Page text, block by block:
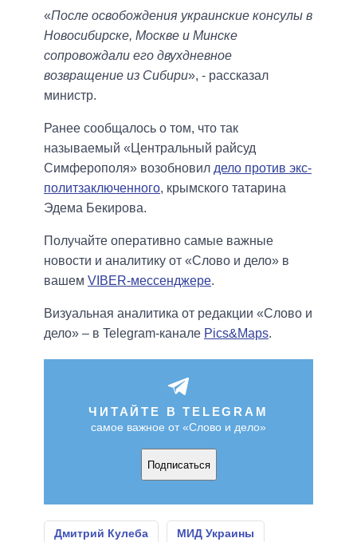
«После освобождения украинские консулы в
Новосибирске, Москве и Минске
сопровождали его двухдневное
возвращение из Сибири», - рассказал
министр.
Ранее сообщалось о том, что так
называемый «Центральный райсуд
Симферополя» возобновил дело против экс-
политзаключенного, крымского татарина
Эдема Бекирова.
Получайте оперативно самые важные
новости и аналитику от «Слово и дело» в
вашем VIBER-мессенджере.
Визуальная аналитика от редакции «Слово и
дело» – в Telegram-канале Pics&Maps.
ЧИТАЙТЕ В TELEGRAM
самое важное от «Слово и дело»
Подписаться
Дмитрий Кулеба МИД Украины